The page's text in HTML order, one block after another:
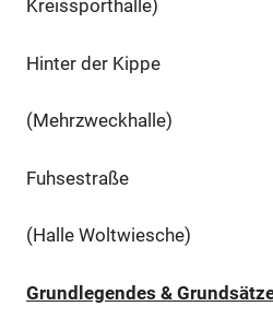
Kreissporthalle)
Hinter der Kippe
(Mehrzweckhalle)
Fuhsestraße
(Halle Woltwiesche)
Grundlegendes &